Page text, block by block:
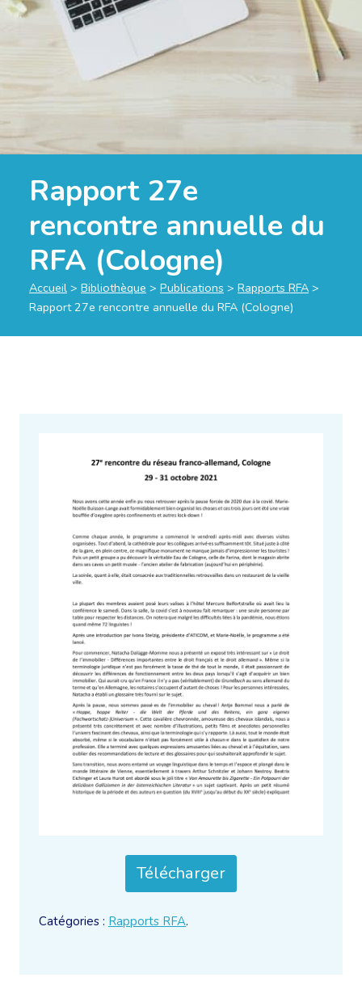
Rapport 27e
rencontre annuelle du
RFA (Cologne)
Accueil > Bibliothèque > Publications > Rapports RFA >
Rapport 27e rencontre annuelle du RFA (Cologne)
Télécharger
Catégories : Rapports RFA.